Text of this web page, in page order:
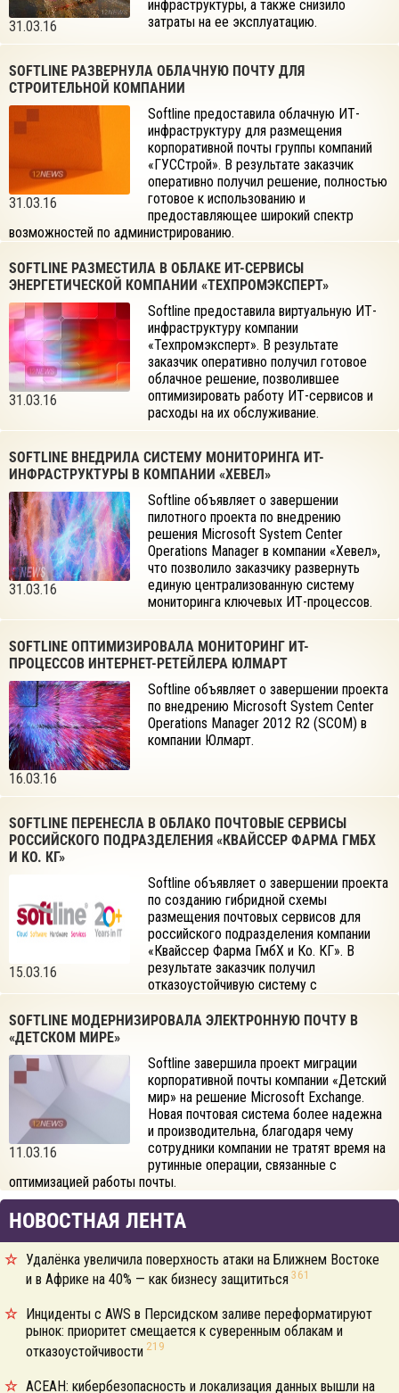
31.03.16
инфраструктуры, а также снизило
затраты на ее эксплуатацию.
SOFTLINE РАЗВЕРНУЛА ОБЛАЧНУЮ ПОЧТУ ДЛЯ
СТРОИТЕЛЬНОЙ КОМПАНИИ
31.03.16
Softline предоставила облачную ИТ-
инфраструктуру для размещения
корпоративной почты группы компаний
«ГУССтрой». В результате заказчик
оперативно получил решение, полностью
готовое к использованию и
предоставляющее широкий спектр
возможностей по администрированию.
SOFTLINE РАЗМЕСТИЛА В ОБЛАКЕ ИТ-СЕРВИСЫ
ЭНЕРГЕТИЧЕСКОЙ КОМПАНИИ «ТЕХПРОМЭКСПЕРТ»
31.03.16
Softline предоставила виртуальную ИТ-
инфраструктуру компании
«Техпромэксперт». В результате
заказчик оперативно получил готовое
облачное решение, позволившее
оптимизировать работу ИТ-сервисов и
расходы на их обслуживание.
SOFTLINE ВНЕДРИЛА СИСТЕМУ МОНИТОРИНГА ИТ-
ИНФРАСТРУКТУРЫ В КОМПАНИИ «ХЕВЕЛ»
31.03.16
Softline объявляет о завершении
пилотного проекта по внедрению
решения Microsoft System Center
Operations Manager в компании «Хевел»,
что позволило заказчику развернуть
единую централизованную систему
мониторинга ключевых ИТ-процессов.
SOFTLINE ОПТИМИЗИРОВАЛА МОНИТОРИНГ ИТ-
ПРОЦЕССОВ ИНТЕРНЕТ-РЕТЕЙЛЕРА ЮЛМАРТ
16.03.16
Softline объявляет о завершении проекта
по внедрению Microsoft System Center
Operations Manager 2012 R2 (SCOM) в
компании Юлмарт.
SOFTLINE ПЕРЕНЕСЛА В ОБЛАКО ПОЧТОВЫЕ СЕРВИСЫ
РОССИЙСКОГО ПОДРАЗДЕЛЕНИЯ «КВАЙССЕР ФАРМА ГМБХ
И КО. КГ»
15.03.16
Softline объявляет о завершении проекта
по созданию гибридной схемы
размещения почтовых сервисов для
российского подразделения компании
«Квайссер Фарма ГмбХ и Ко. КГ». В
результате заказчик получил
отказоустойчивую систему с
безопасности.
SOFTLINE МОДЕРНИЗИРОВАЛА ЭЛЕКТРОННУЮ ПОЧТУ В
«ДЕТСКОМ МИРЕ»
11.03.16
Softline завершила проект миграции
корпоративной почты компании «Детский
мир» на решение Microsoft Exchange.
Новая почтовая система более надежна
и производительна, благодаря чему
сотрудники компании не тратят время на
рутинные операции, связанные с
оптимизацией работы почты.
НОВОСТНАЯ ЛЕНТА
Удалёнка увеличила поверхность атаки на Ближнем Востоке
и в Африке на 40% — как бизнесу защититься 361
Инциденты с AWS в Персидском заливе переформатируют
рынок: приоритет смещается к суверенным облакам и
отказоустойчивости 219
АСЕАН: кибербезопасность и локализация данных вышли на